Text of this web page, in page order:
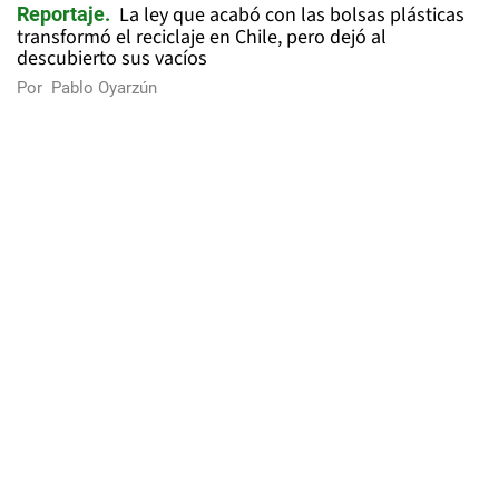
Reportaje
La ley que acabó con las bolsas plásticas
transformó el reciclaje en Chile, pero dejó al
descubierto sus vacíos
Por Pablo Oyarzún